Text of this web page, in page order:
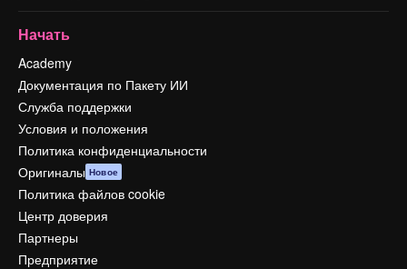
Начать
Academy
Документация по Пакету ИИ
Служба поддержки
Условия и положения
Политика конфиденциальности
Оригиналы Новое
Политика файлов cookie
Центр доверия
Партнеры
Предприятие